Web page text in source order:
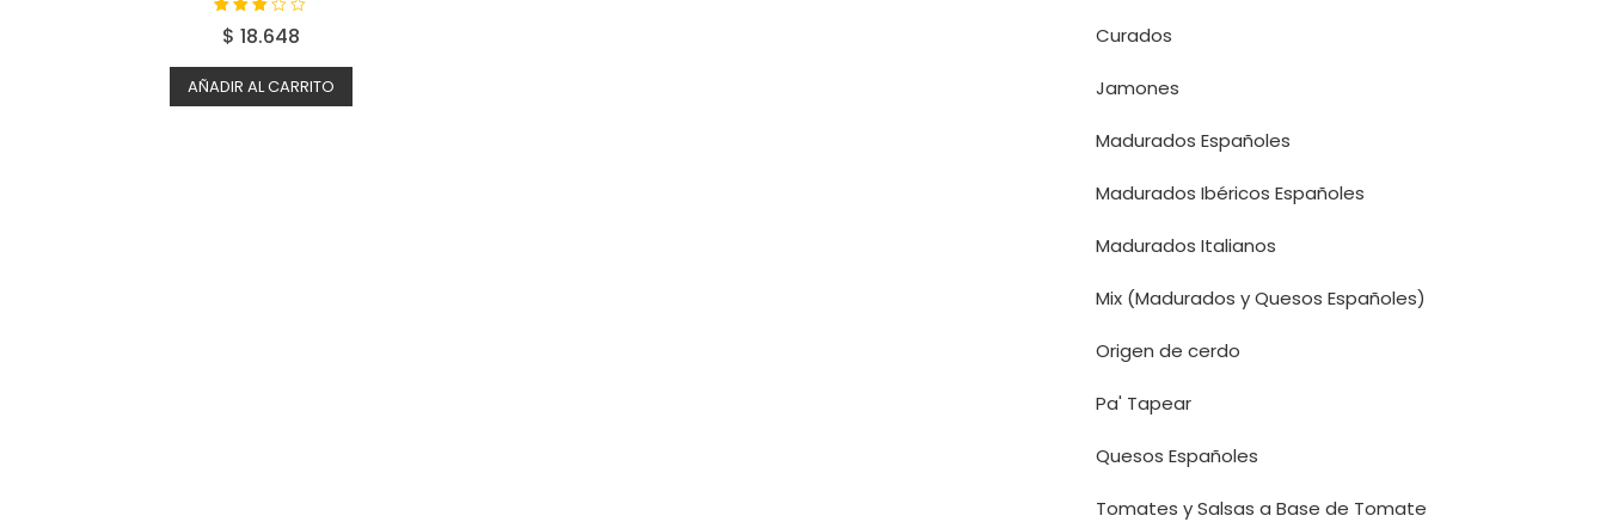
Valorad
o con
de 5
$ 18.648
AÑADIR AL CARRITO
Curados
Jamones
Madurados Españoles
Madurados Ibéricos Españoles
Madurados Italianos
Mix (Madurados y Quesos Españoles)
Origen de cerdo
Pa' Tapear
Quesos Españoles
Tomates y Salsas a Base de Tomate